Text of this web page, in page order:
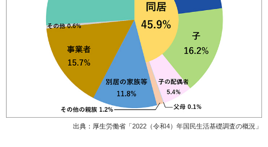
出典：厚生労働省「2022（令和4）年国民生活基礎調査の概況 」